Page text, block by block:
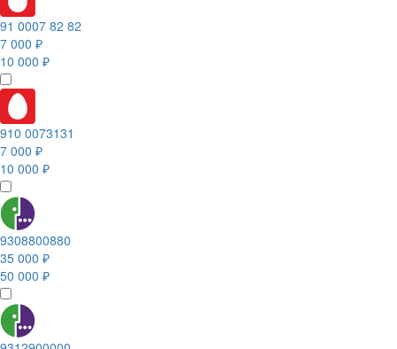
91 0007 82 82
7 000 ₽
10 000 ₽
910 0073131
7 000 ₽
10 000 ₽
9308800880
35 000 ₽
50 000 ₽